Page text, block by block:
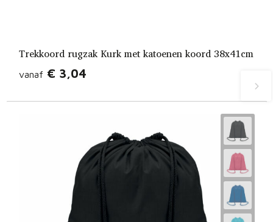
Trekkoord rugzak Kurk met katoenen koord 38x41cm
vanaf € 3,04